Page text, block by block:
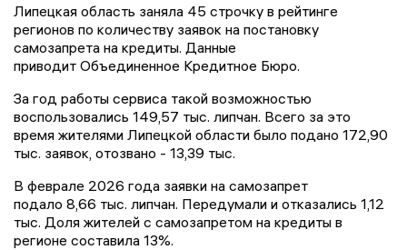
Липецкая область заняла 45 строчку в рейтинге
регионов по количеству заявок на постановку
самозапрета на кредиты. Данные
приводит Объединенное Кредитное Бюро.
За год работы сервиса такой возможностью
воспользовались 149,57 тыс. липчан. Всего за это
время жителями Липецкой области было подано 172,90
тыс. заявок, отозвано - 13,39 тыс.
В феврале 2026 года заявки на самозапрет
подало 8,66 тыс. липчан. Передумали и отказались 1,12
тыс. Доля жителей с самозапретом на кредиты в
регионе составила 13%.